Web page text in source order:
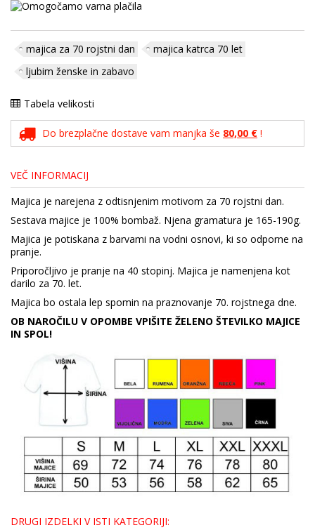
majica za 70 rojstni dan
majica katrca 70 let
ljubim ženske in zabavo
Tabela velikosti
Do brezplačne dostave vam manjka še 80,00 € !
VEČ INFORMACIJ
Majica je narejena z odtisnjenim motivom za 70 rojstni dan.
Sestava majice je 100% bombaž. Njena gramatura je 165-190g.
Majica je potiskana z barvami na vodni osnovi, ki so odporne na
pranje.
Priporočljivo je pranje na 40 stopinj. Majica je namenjena kot
darilo za 70. let.
Majica bo ostala lep spomin na praznovanje 70. rojstnega dne.
OB NAROČILU V OPOMBE VPIŠITE ŽELENO ŠTEVILKO MAJICE
IN SPOL!
DRUGI IZDELKI V ISTI KATEGORIJI: